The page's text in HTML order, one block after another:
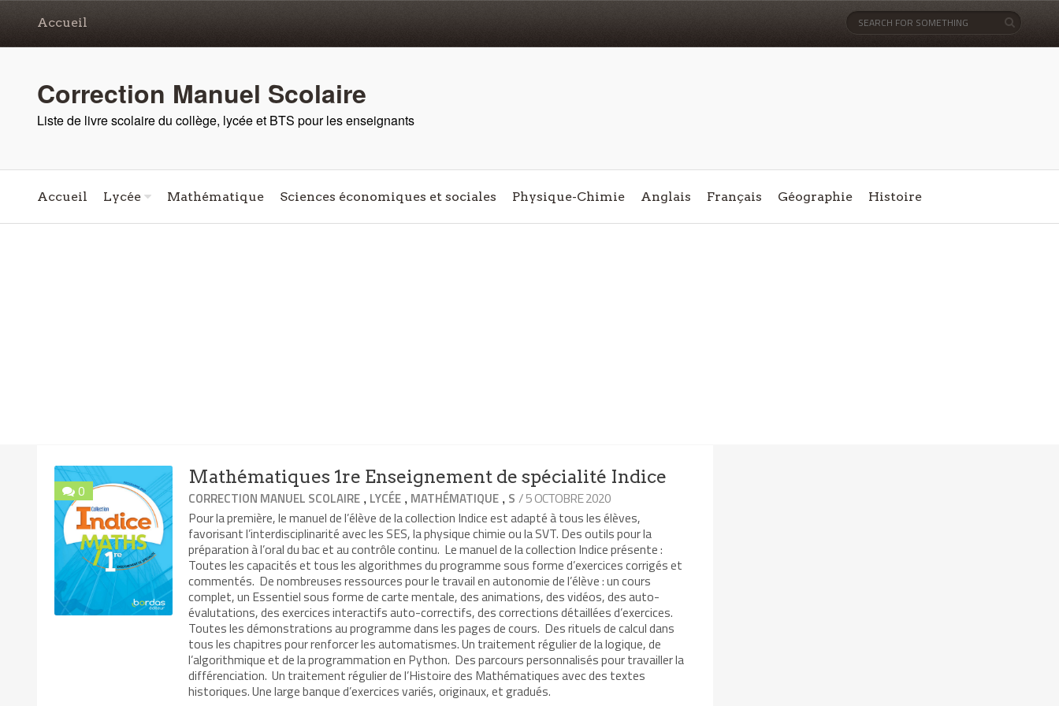
Accueil
Correction Manuel Scolaire
Liste de livre scolaire du collège, lycée et BTS pour les enseignants
Accueil Lycée Mathématique Sciences économiques et sociales Physique-Chimie Anglais Français Géographie Histoire
0
Mathématiques 1re Enseignement de spécialité Indice
CORRECTION MANUEL SCOLAIRE , LYCÉE , MATHÉMATIQUE , S / 5 OCTOBRE 2020
Pour la première, le manuel de l’élève de la collection Indice est adapté à tous les élèves,
favorisant l’interdisciplinarité avec les SES, la physique chimie ou la SVT. Des outils pour la
préparation à l’oral du bac et au contrôle continu. Le manuel de la collection Indice présente :
Toutes les capacités et tous les algorithmes du programme sous forme d’exercices corrigés et
commentés. De nombreuses ressources pour le travail en autonomie de l’élève : un cours
complet, un Essentiel sous forme de carte mentale, des animations, des vidéos, des auto-
évalutations, des exercices interactifs auto-correctifs, des corrections détaillées d’exercices.
Toutes les démonstrations au programme dans les pages de cours. Des rituels de calcul dans
tous les chapitres pour renforcer les automatismes. Un traitement régulier de la logique, de
l’algorithmique et de la programmation en Python. Des parcours personnalisés pour travailler la
différenciation. Un traitement régulier de l’Histoire des Mathématiques avec des textes
historiques. Une large banque d’exercices variés, originaux, et gradués.